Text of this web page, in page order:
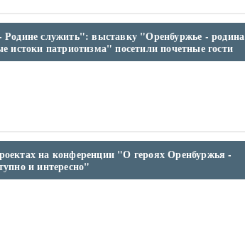
служить": выставку "Оренбуржье - родина
истоки патриотизма" посетили почетные гости
на конференции "О героях Оренбуржья -
и интересно"